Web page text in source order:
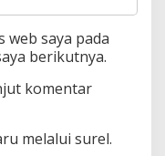
web saya pada
berikutnya.
komentar
melalui surel.